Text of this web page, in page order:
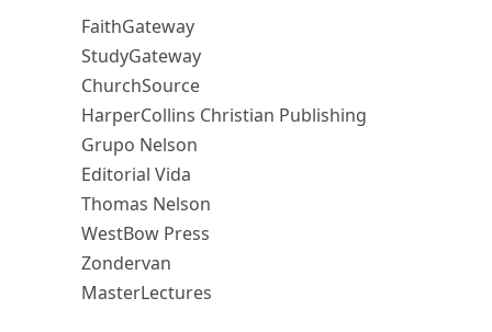
FaithGateway
StudyGateway
ChurchSource
HarperCollins Christian Publishing
Grupo Nelson
Editorial Vida
Thomas Nelson
WestBow Press
Zondervan
MasterLectures